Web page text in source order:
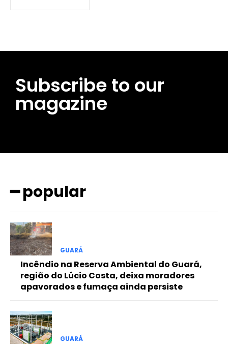
━ pricing plans
Free
Included for free:
Etiam est nibh, lobortis sit
Ut mollis pellentesque tortor
Nullam eu erat condimentum
Donec quis est ac felis
Subscribe to our
magazine
━ popular
GUARÁ
Incêndio na Reserva Ambiental do Guará,
região do Lúcio Costa, deixa moradores
apavorados e fumaça ainda persiste
GUARÁ